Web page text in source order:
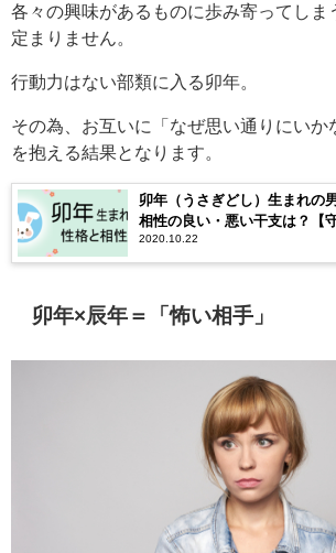
各々の興味があるものに歩み寄ってしま
定まりません。
行動力はない部類に入る卯年。
その為、お互いに「なぜ思い通りにいか
を抱える結果となります。
卯年（うさぎどし）生まれの
相性の良い・悪い干支は？【
文殊菩薩】
2020.10.22
卯年×辰年＝「怖い相手」